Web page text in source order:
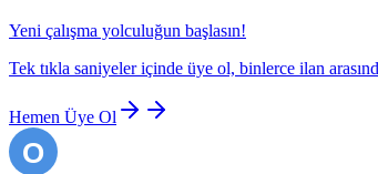
Yeni çalışma yolculuğun başlasın!
Tek tıkla saniyeler içinde üye ol, binlerce ilan
Hemen Üye Ol
O